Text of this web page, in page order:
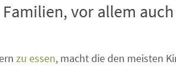
vor allem
zu essen, macht die den meisten